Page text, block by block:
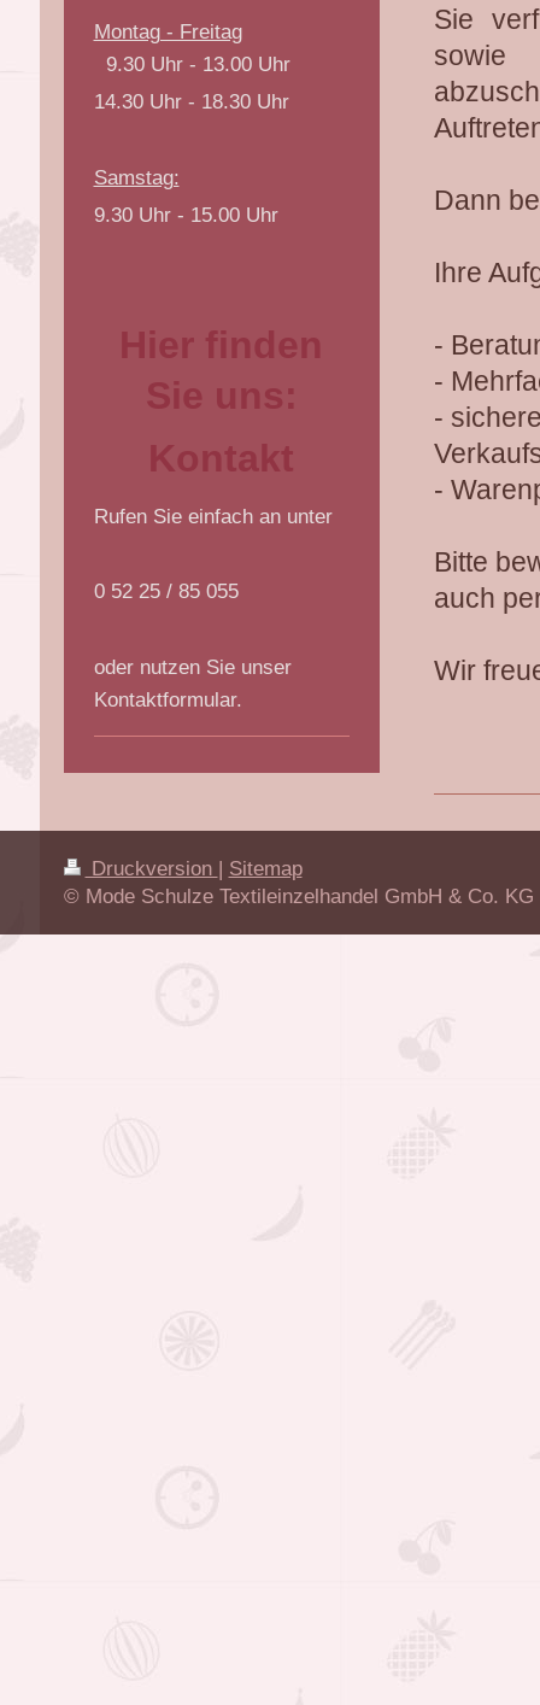
Sie
sowie
Dann
Ihre
-
-
-
-
Bitte
auch
Wir
Montag - Freitag
9.30 Uhr - 13.00 Uhr
14.30 Uhr - 18.30 Uhr
Samstag:
9.30 Uhr - 15.00 Uhr
Hier finden
Sie uns:
Kontakt
Rufen Sie einfach an unter
0 52 25 / 85 055
oder nutzen Sie unser
Kontaktformular.
Druckversion | Sitemap
© Mode Schulze Textileinzelhandel GmbH & Co. KG